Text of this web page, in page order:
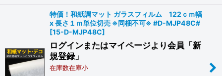
特価！和紙調マット ガラスフィルム 122ｃｍ幅
x 長さ１ｍ単位切売 ※同梱不可※ #D-MJP48C#
[15-D-MJP48C]
ログインまたはマイページより会員「新
規登録」
在庫数在庫小